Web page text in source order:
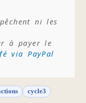
ni les
à payer le
via PayPal
cycle3